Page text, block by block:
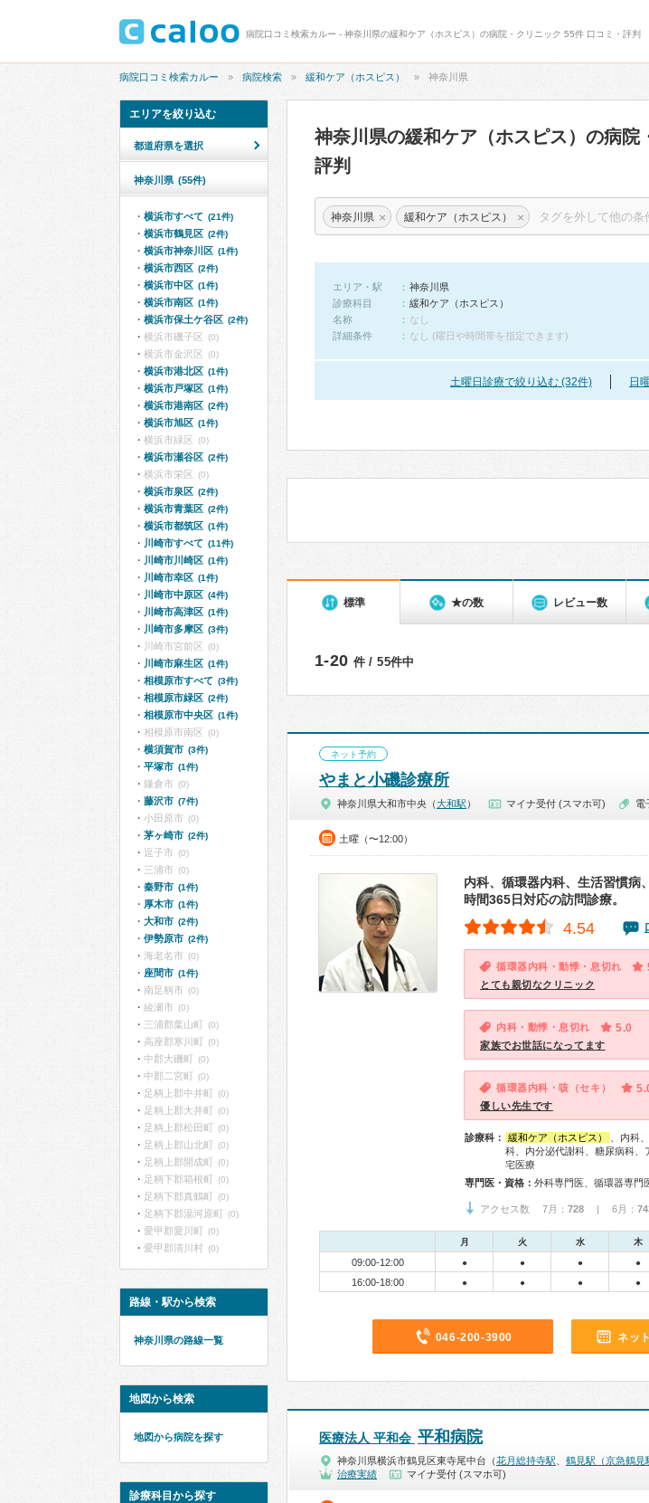
病院口コミ検索カルー - 神奈川県の緩和ケア（ホスピス）の病院・クリニック 55件 口コミ・評判
病院口コミ検索カルー 病院検索 緩和ケア（ホスピス） 神奈川県
神奈川県の緩和ケア（ホスピス）の病院
評判
神奈川県 × 緩和ケア（ホスピス） ×
エリア・駅
神奈川県
診療科目
緩和ケア（ホスピス）
名称
なし
詳細条件
なし (曜日や時間帯を指定できます)
土曜日診療で絞り込む (32件) 日
標準 ★の数 レビュー数
1-20 件 / 55件中
ネット予約
やまと小磯診療所
神奈川県大和市中央（大和駅 ） マイナ受付 (スマホ可) 電
土曜（〜12:00）
内科、循環器内科、生活習慣病
時間365日対応の訪問診療。
4.54
循環器内科・動悸・息切れ
とても親切なクリニック
内科・動悸・息切れ 5.0
家族でお世話になってます
循環器内科・咳（セキ）
優しい先生です
診療科： 緩和ケア（ホスピス）
、内科
科、内分泌代謝科、糖尿病科
宅医療
専門医・資格： 外科専門医、循環器専門
アクセス数 7月： 728 | 6月：
月 火 水 木
09:00-12:00 ● ● ● ●
16:00-18:00 ● ● ● ●
046-200-3900 ネッ
医療法人 平和会 平和病院
神奈川県横浜市鶴見区東寺尾中台（花月総持寺駅 鶴見駅（京急鶴見
治療実績
マイナ受付 (スマホ可)
エリアを絞り込む
都道府県を選択
神奈川県 (55件)
横浜市すべて (21件)
横浜市鶴見区 (2件)
横浜市神奈川区 (1件)
横浜市西区 (2件)
横浜市中区 (1件)
横浜市南区 (1件)
横浜市保土ケ谷区 (2件)
横浜市磯子区 (0)
横浜市金沢区 (0)
横浜市港北区 (1件)
横浜市戸塚区 (1件)
横浜市港南区 (2件)
横浜市旭区 (1件)
横浜市緑区 (0)
横浜市瀬谷区 (2件)
横浜市栄区 (0)
横浜市泉区 (2件)
横浜市青葉区 (2件)
横浜市都筑区 (1件)
川崎市すべて (11件)
川崎市川崎区 (1件)
川崎市幸区 (1件)
川崎市中原区 (4件)
川崎市高津区 (1件)
川崎市多摩区 (3件)
川崎市宮前区 (0)
川崎市麻生区 (1件)
相模原市すべて (3件)
相模原市緑区 (2件)
相模原市中央区 (1件)
相模原市南区 (0)
横須賀市 (3件)
平塚市 (1件)
鎌倉市 (0)
藤沢市 (7件)
小田原市 (0)
茅ヶ崎市 (2件)
逗子市 (0)
三浦市 (0)
秦野市 (1件)
厚木市 (1件)
大和市 (2件)
伊勢原市 (2件)
海老名市 (0)
座間市 (1件)
南足柄市 (0)
綾瀬市 (0)
三浦郡葉山町 (0)
高座郡寒川町 (0)
中郡大磯町 (0)
中郡二宮町 (0)
足柄上郡中井町 (0)
足柄上郡大井町 (0)
足柄上郡松田町 (0)
足柄上郡山北町 (0)
足柄上郡開成町 (0)
足柄下郡箱根町 (0)
足柄下郡真鶴町 (0)
足柄下郡湯河原町 (0)
愛甲郡愛川町 (0)
愛甲郡清川村 (0)
路線・駅から検索
神奈川県の路線一覧
地図から検索
地図から病院を探す
診療科目から探す